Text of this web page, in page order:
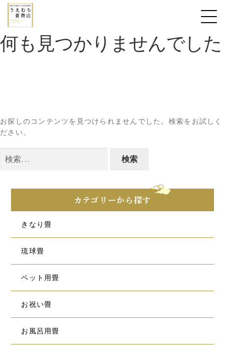
何も見つかりませんでした
お探しのコンテンツを見つけられませんでした。検索をお試しく
ださい。
索:
カテゴリーから探す
きなり畳
琉球畳
ペット用畳
お祝い畳
お風呂用畳